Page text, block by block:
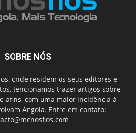
SOBRE NÓS
onde residem os seus editores e
tencionamos trazer artigos sobre
afins, com uma maior incidência à
Angola. Entre em contato: